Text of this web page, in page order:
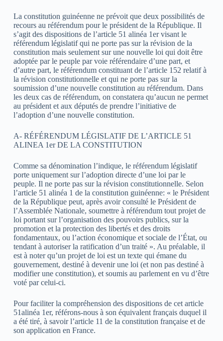
La constitution guinéenne ne prévoit que deux possibilités de
recours au référendum pour le président de la République. Il
s’agit des dispositions de l’article 51 alinéa 1er visant le
référendum législatif qui ne porte pas sur la révision de la
constitution mais seulement sur une nouvelle loi qui doit être
adoptée par le peuple par voie référendaire d’une part, et
d’autre part, le référendum constituant de l’article 152 relatif à
la révision constitutionnelle et qui ne porte pas sur la
soumission d’une nouvelle constitution au référendum. Dans
les deux cas de référendum, on constatera qu’aucun ne permet
au président et aux députés de prendre l’initiative de
l’adoption d’une nouvelle constitution.
A- RÉFÉRENDUM LÉGISLATIF DE L’ARTICLE 51
ALINEA 1er DE LA CONSTITUTION
Comme sa dénomination l’indique, le référendum législatif
porte uniquement sur l’adoption directe d’une loi par le
peuple. Il ne porte pas sur la révision constitutionnelle. Selon
l’article 51 alinéa 1 de la constitution guinéenne: « le Président
de la République peut, après avoir consulté le Président de
l’Assemblée Nationale, soumettre à référendum tout projet de
loi portant sur l’organisation des pouvoirs publics, sur la
promotion et la protection des libertés et des droits
fondamentaux, ou l’action économique et sociale de l’État, ou
tendant à autoriser la ratification d’un traité ». Au préalable, il
est à noter qu’un projet de loi est un texte qui émane du
gouvernement, destiné à devenir une loi (et non pas destiné à
modifier une constitution), et soumis au parlement en vu d’être
voté par celui-ci.
Pour faciliter la compréhension des dispositions de cet article
51alinéa 1er, référons-nous à son équivalent français duquel il
a été tiré, à savoir l’article 11 de la constitution française et de
son application en France.